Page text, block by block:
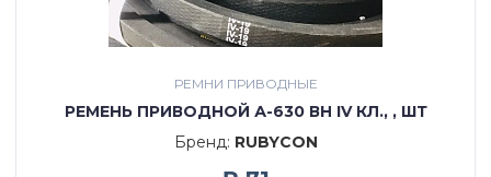
РЕМНИ ПРИВОДНЫЕ
РЕМЕНЬ ПРИВОДНОЙ А-630 ВН IV КЛ., , ШТ
Бренд: RUBYCON